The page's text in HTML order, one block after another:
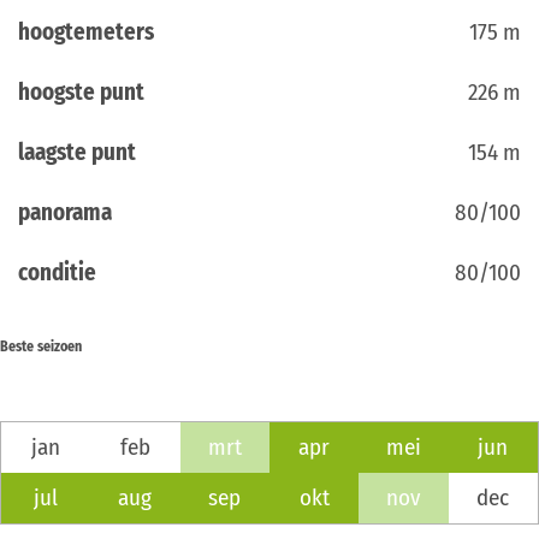
hoogtemeters 175 m
hoogste punt 226 m
laagste punt 154 m
panorama 80/100
conditie 80/100
Beste seizoen
jan feb mrt apr mei
jun
jul
aug sep okt nov dec